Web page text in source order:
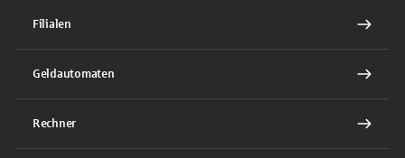
Filialen
Geldautomaten
Rechner